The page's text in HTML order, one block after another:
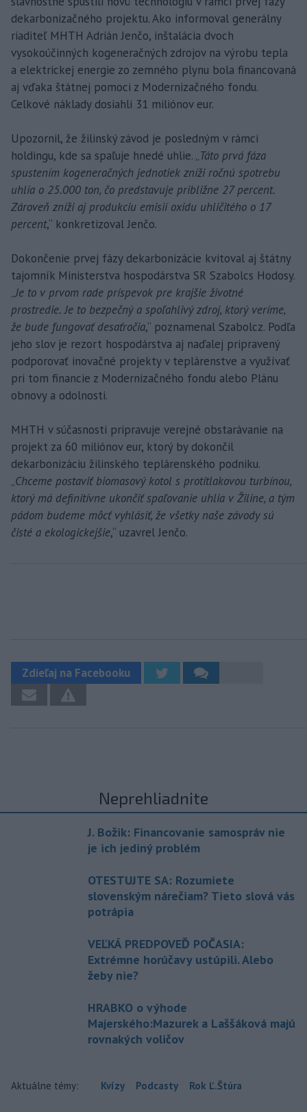
dekarbonizačného projektu. Ako informoval generálny
riaditeľ MHTH Adrián Jenčo, inštalácia dvoch
vysokoúčinných kogeneračných zdrojov na výrobu tepla
a elektrickej energie zo zemného plynu bola financovaná
aj vďaka štátnej pomoci z Modernizačného fondu.
Celkové náklady dosiahli 31 miliónov eur.
Upozornil, že žilinský závod je posledným v rámci
holdingu, kde sa spaľuje hnedé uhlie. „Táto prvá fáza
spustením kogeneračných jednotiek zníži ročnú spotrebu
uhlia o 25.000 ton, čo predstavuje približne 27 percent.
Zároveň zníži aj produkciu emisií oxidu uhličitého o 17
percent,“ konkretizoval Jenčo.
Dokončenie prvej fázy dekarbonizácie kvitoval aj štátny
tajomník Ministerstva hospodárstva SR Szabolcs Hodosy.
„Je to v prvom rade príspevok pre krajšie životné
prostredie. Je to bezpečný a spoľahlivý zdroj, ktorý veríme,
že bude fungovať desaťročia,“ poznamenal Szabolcz. Podľa
jeho slov je rezort hospodárstva aj naďalej pripravený
podporovať inovačné projekty v teplárenstve a využívať
pri tom financie z Modernizačného fondu alebo Plánu
obnovy a odolnosti.
MHTH v súčasnosti pripravuje verejné obstarávanie na
projekt za 60 miliónov eur, ktorý by dokončil
dekarbonizáciu žilinského teplárenského podniku.
„Chceme postaviť biomasový kotol s protitlakovou turbínou,
ktorý má definitívne ukončiť spaľovanie uhlia v Žiline, a tým
pádom budeme môcť vyhlásiť, že všetky naše závody sú
čisté a ekologickejšie,“ uzavrel Jenčo.
Zdieľaj na Facebooku
Neprehliadnite
J. Božik: Financovanie samospráv nie
je ich jediný problém
OTESTUJTE SA: Rozumiete
slovenským nárečiam? Tieto slová vás
potrápia
VEĽKÁ PREDPOVEĎ POČASIA:
Extrémne horúčavy ustúpili. Alebo
žeby nie?
HRABKO o výhode
Majerského:Mazurek a Laššáková majú
rovnakých voličov
Aktuálne témy: Kvízy Podcasty Rok Ľ.Štúra